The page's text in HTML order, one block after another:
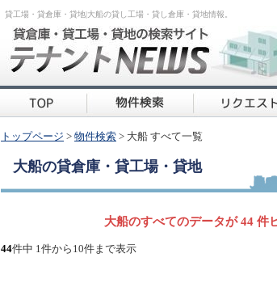
貸工場・貸倉庫・貸地|大船の貸し工場・貸し倉庫・貸地情報。
トップページ > 物件検索 > 大船 すべて一覧
大船の貸倉庫・貸工場・貸地
大船のすべてのデータが 44 件
44件中 1件から10件まで表示